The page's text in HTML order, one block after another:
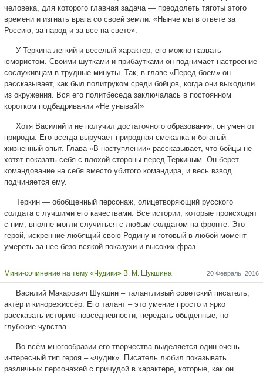
человека, для которого главная задача — преодолеть тяготы этого
времени и изгнать врага со своей земли: «Нынче мы в ответе за
Россию, за народ и за все на свете».
У Теркина легкий и веселый характер, его можно назвать
юмористом. Своими шутками и прибаутками он поднимает настроение
сослуживцам в трудные минуты. Так, в главе «Перед боем» он
рассказывает, как был политруком среди бойцов, когда они выходили
из окружения. Вся его политбеседа заключалась в постоянном
коротком подбадривании «Не унывай!»
Хотя Василий и не получил достаточного образования, он умен от
природы. Его всегда выручает природная смекалка и богатый
жизненный опыт. Глава «В наступлении» рассказывает, что бойцы не
хотят показать себя с плохой стороны перед Теркиным. Он берет
командование на себя вместо убитого командира, и весь взвод
подчиняется ему.
Теркин — обобщенный персонаж, олицетворяющий русского
солдата с лучшими его качествами. Все истории, которые происходят
с ним, вполне могли случиться с любым солдатом на фронте. Это
герой, искренние любящий свою Родину и готовый в любой момент
умереть за нее безо всякой показухи и высоких фраз.
20 Февраль, 2016
Мини-сочинение на тему «Чудики» В. М. Шукшина
Василий Макарович Шукшин – талантливый советский писатель,
актёр и кинорежиссёр. Его талант – это умение просто и ярко
рассказать историю повседневности, передать обыденные, но
глубокие чувства.
Во всём многообразии его творчества выделяется один очень
интересный тип героя – «чудик». Писатель любил показывать
различных персонажей с причудой в характере, которые, как он